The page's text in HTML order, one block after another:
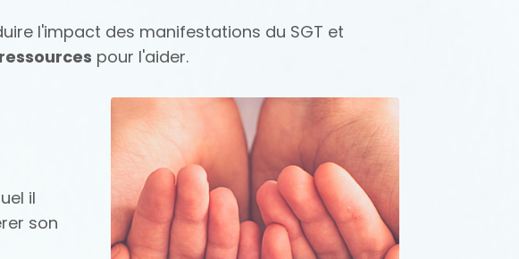
l'impact des manifestations du SGT et
pour l'aider.
il
son